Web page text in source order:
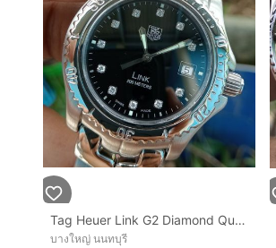
Tag Heuer Link G2 Diamond Quartz 200M. Black Dial WT111R (42mm.)🇨🇭🇨🇭
บางใหญ่ นนทบุรี